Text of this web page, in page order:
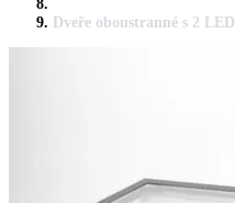
Dveře oboustranné s 2 LED